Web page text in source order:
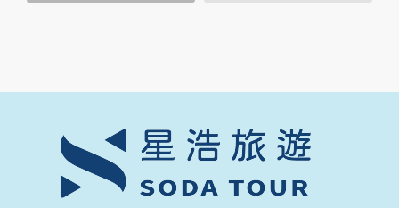
個人的資料，其範圍如下：
您所提供的姓名、電子郵件地址、聯絡方式及使用時間等。
於一般瀏覽時，伺服器會自行記錄相關行徑，包括您使用連線
設備的 IP 位址、使用時間、使用的瀏覽器、瀏覽及點選資料記
錄等，做為我們增進網站服務的參考依據，此記錄為內部應
用，決不對外公布。